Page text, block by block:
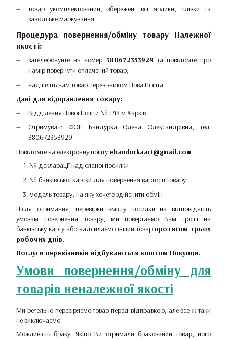
товар укомплектований, збережені всі ярлики, плівки та
заводське маркування.
Процедура повернення/обміну товару Належної
якості:
зателефонуйте на номер 380672353929 та повідомте про
намір повернути оплачений товар;
надішліть нам товар перевізником Нова Пошта.
Дані для відправлення товару:
Відділення Нової Пошти № 148 м Харків
Отримувач: ФОП Бандурка Олена Олександрівна, тел.
380672353929
Повідомте на електронну пошту ebandurkaart@gmail.com
№ декларації надісланої посилки
№ банківської картки для повернення вартості товару
модель товару, на яку хочете здійснити обмін
Після отримання, перевірки вмісту посилки на відповідність
умовам повернення товару, ми повертаємо Вам гроші на
банківську карту або надсилаємо інший товар протягом трьох
робочих днів.
Послуги перевізників відбуваються коштом Покупця.
Умови повернення/обміну для
товарів неналежної якості
Ми ретельно перевіряємо товар перед відправкою, але все ж таки
не виключаємо
Можливість браку. Якщо Ви отримали бракований товар, його